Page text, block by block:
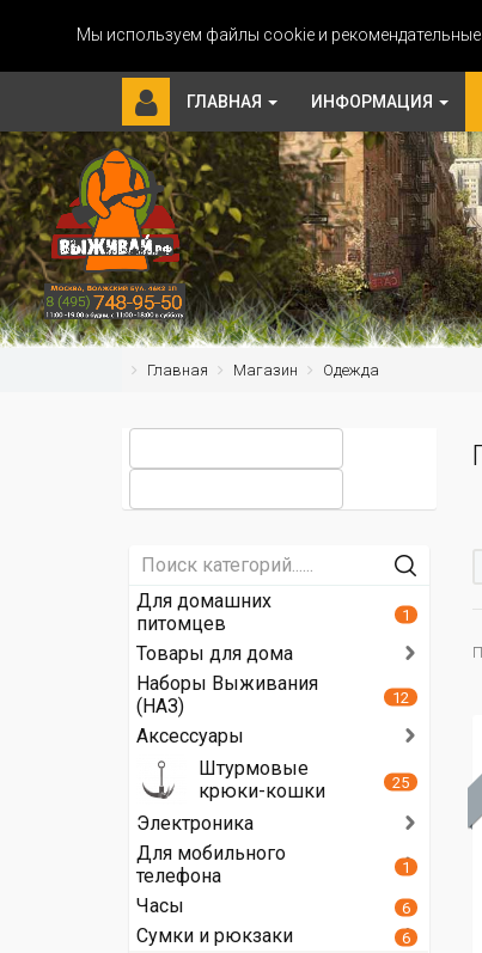
Мы используем файлы cookie и
ГЛАВНАЯ ИНФОРМАЦИЯ
Главная Магазин Одежда
Для домашних
питомцев
1
Товары для дома
Наборы Выживания
(НАЗ)
12
Аксессуары
Штурмовые
крюки-кошки
25
Электроника
Для мобильного
телефона
1
Часы 6
Сумки и рюкзаки 6